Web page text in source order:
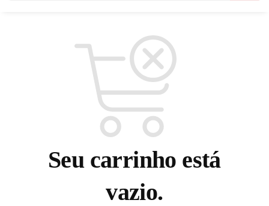
Seu carrinho está
vazio.